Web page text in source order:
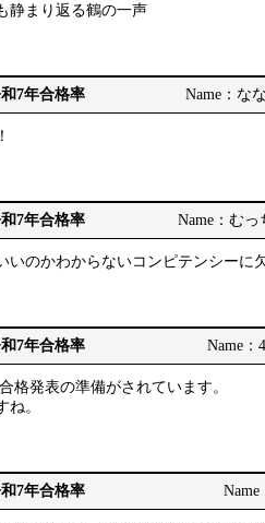
静まり返る鶴の一声
7年合格率 Name：な
7年合格率 Name：む
いのかわからないコンピテンシーに
7年合格率 Name
格発表の準備がされています。
ね。
7年合格率